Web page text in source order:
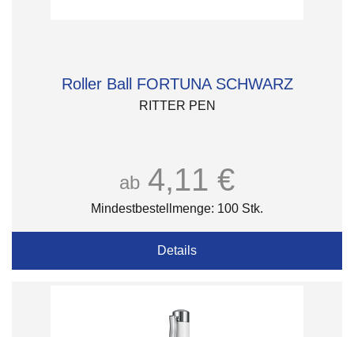
Roller Ball FORTUNA SCHWARZ
RITTER PEN
ab 4,11 €
Mindestbestellmenge: 100 Stk.
Details